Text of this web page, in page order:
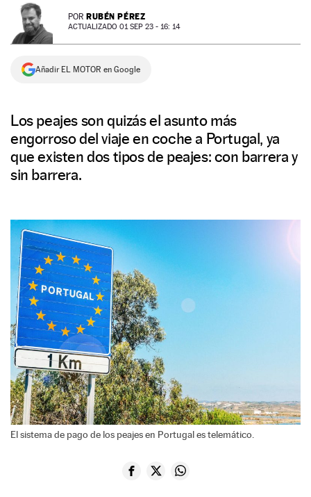
PREMIOS
SERVICIOS
POR RUBÉN PÉREZ
ACTUALIZADO 01 SEP 23 - 16: 14
Añadir EL MOTOR en Google
Los peajes son quizás el asunto más
engorroso del viaje en coche a Portugal, ya
que existen dos tipos de peajes: con barrera y
sin barrera.
El sistema de pago de los peajes en Portugal es telemático.